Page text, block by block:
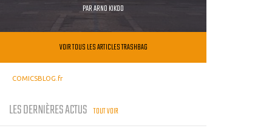
PARARNO KIKOO
VOIR TOUS LES ARTICLES TRASHBAG
COMICSBLOG.fr
LES DERNIÈRES ACTUS TOUT VOIR